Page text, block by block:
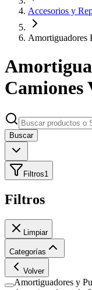
Accesorios y
Amortiguadores
Camiones
Buscar
Filtros1
Filtros
Limpiar
Categorías
Volver
Amortiguadores y